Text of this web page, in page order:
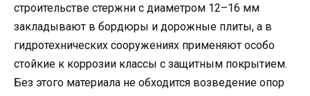
строительстве стержни с диаметром 12–16 мм
закладывают в бордюры и дорожные плиты, а в
гидротехнических сооружениях применяют особо
стойкие к коррозии классы с защитным покрытием.
Без этого материала не обходится возведение опор